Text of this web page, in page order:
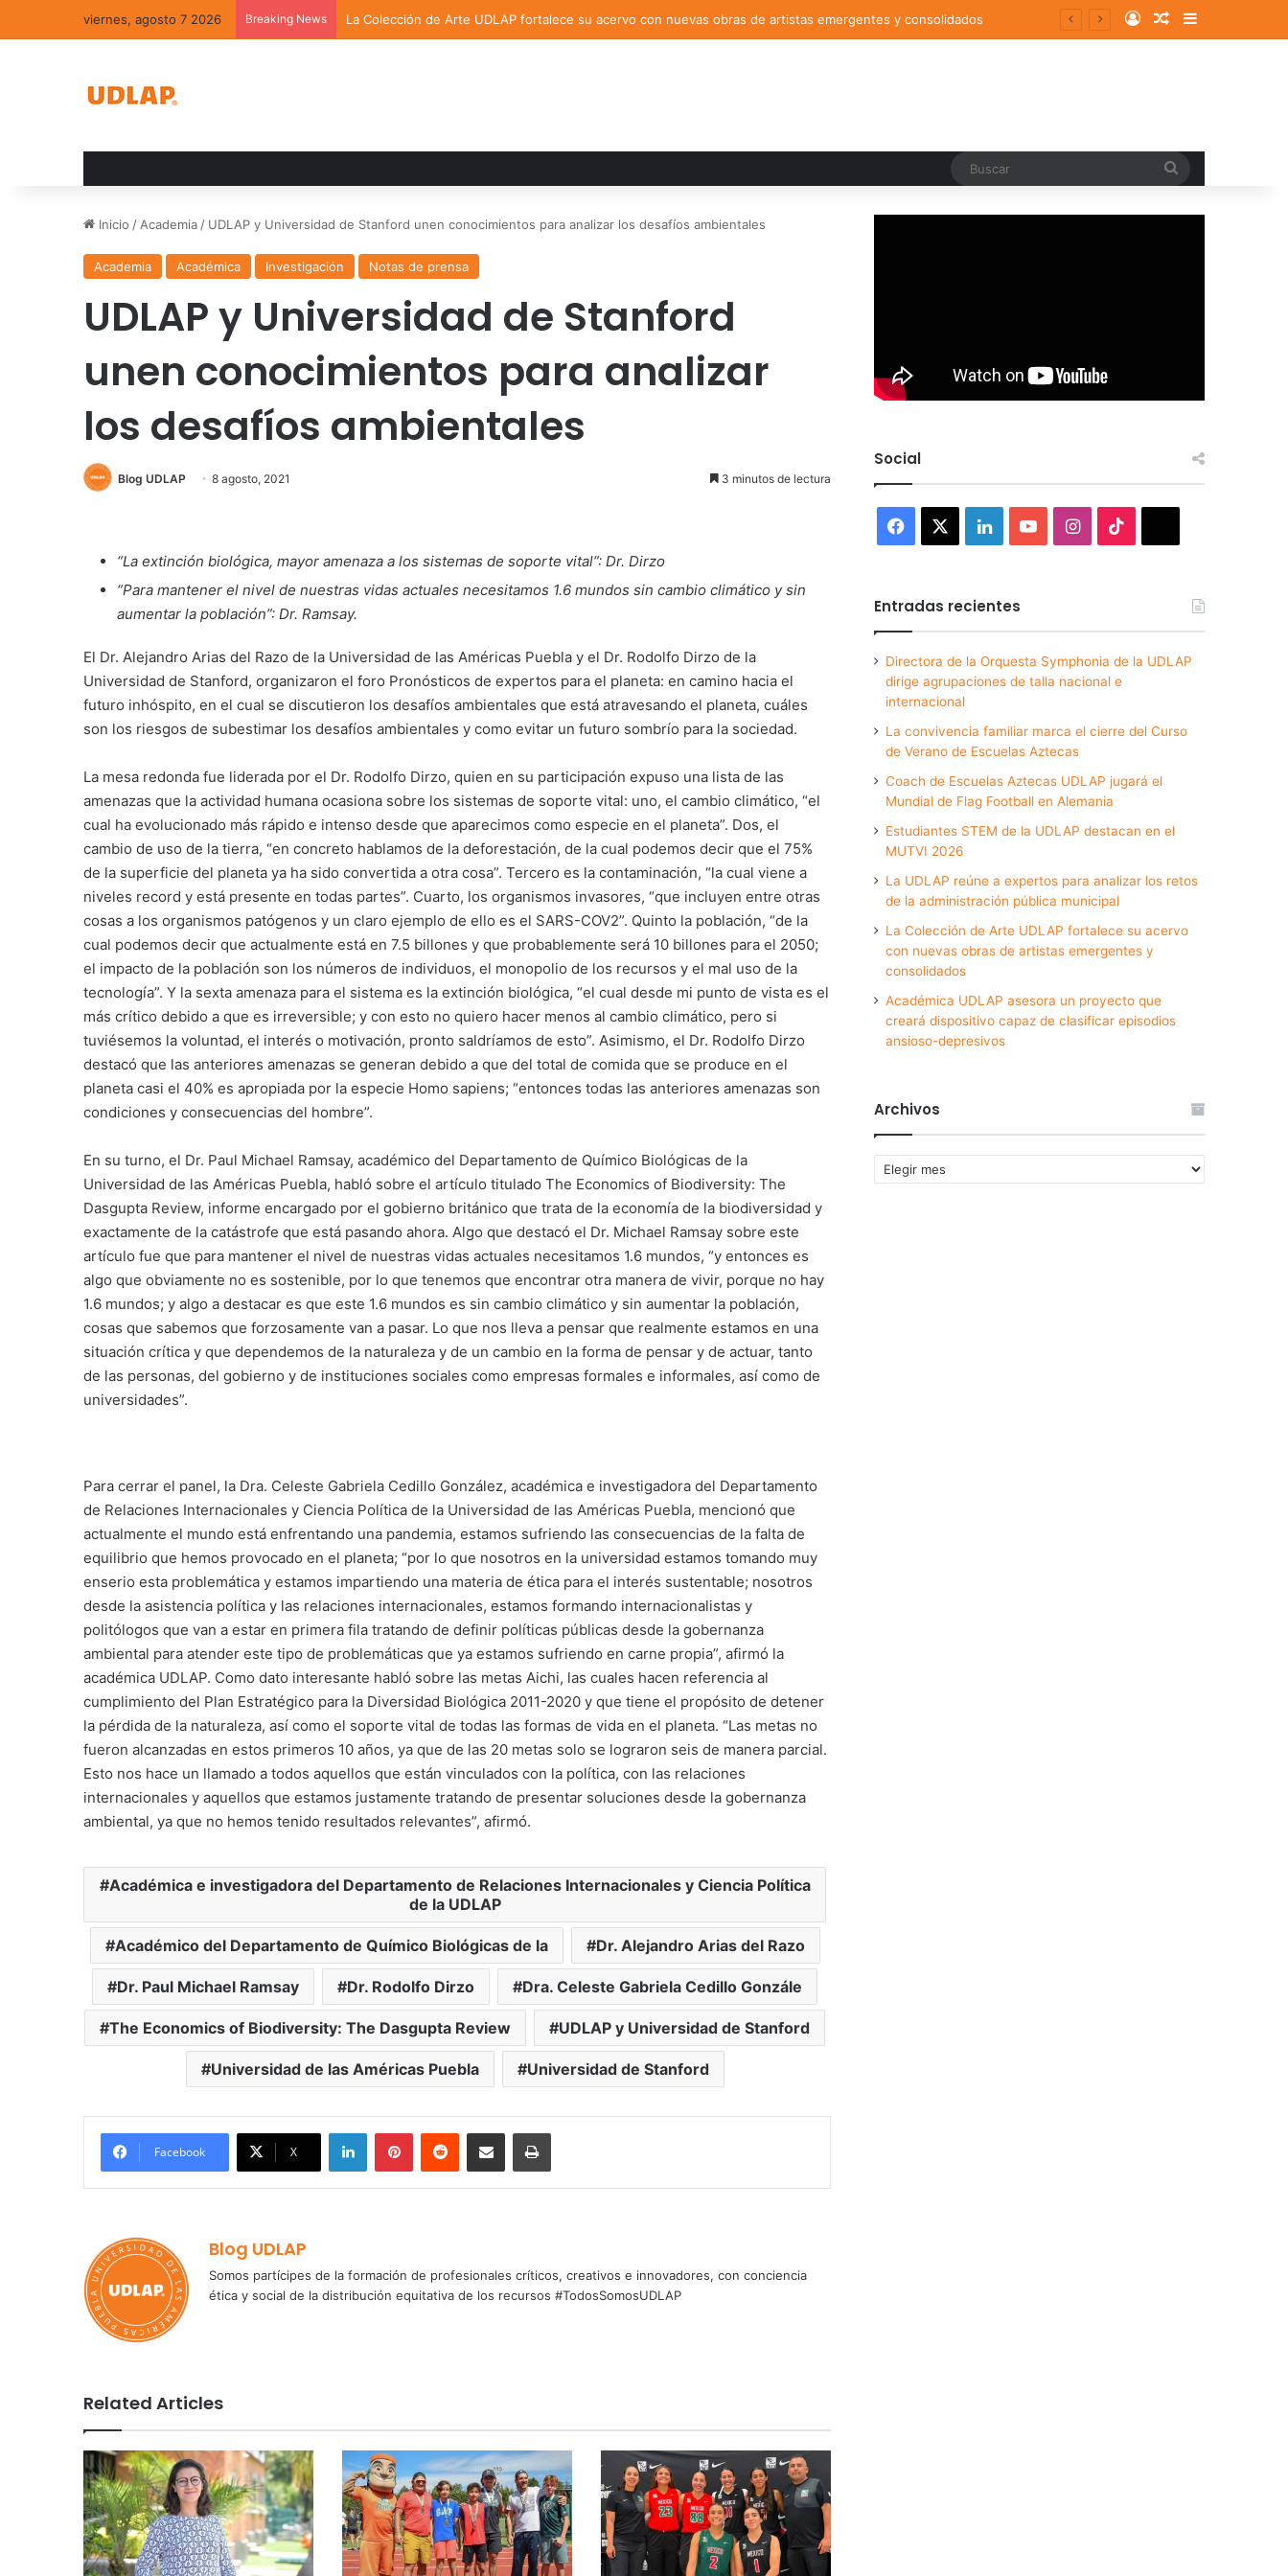
viernes, agosto 7 2026 Breaking News La Colección de Arte UDLAP fortalece su acervo con nuevas obras de artistas emergentes y consolidados Log InRandom Article
Sidebar
Inicio / Academia / UDLAP y Universidad de Stanford unen conocimientos para analizar los desafíos ambientales
Academia Académica Investigación Notas de prensa
UDLAP y Universidad de Stanford
unen conocimientos para analizar
los desafíos ambientales
Blog UDLAP 8 agosto, 2021 3 minutos de lectura
“La extinción biológica, mayor amenaza a los sistemas de soporte vital”: Dr. Dirzo
“Para mantener el nivel de nuestras vidas actuales necesitamos 1.6 mundos sin cambio climático y sin
aumentar la población”: Dr. Ramsay.
El Dr. Alejandro Arias del Razo de la Universidad de las Américas Puebla y el Dr. Rodolfo Dirzo de la
Universidad de Stanford, organizaron el foro Pronósticos de expertos para el planeta: en camino hacia el
futuro inhóspito, en el cual se discutieron los desafíos ambientales que está atravesando el planeta, cuáles
son los riesgos de subestimar los desafíos ambientales y como evitar un futuro sombrío para la sociedad.
La mesa redonda fue liderada por el Dr. Rodolfo Dirzo, quien en su participación expuso una lista de las
amenazas que la actividad humana ocasiona sobre los sistemas de soporte vital: uno, el cambio climático, “el
cual ha evolucionado más rápido e intenso desde que aparecimos como especie en el planeta”. Dos, el
cambio de uso de la tierra, “en concreto hablamos de la deforestación, de la cual podemos decir que el 75%
de la superficie del planeta ya ha sido convertida a otra cosa”. Tercero es la contaminación, “la cual viene a
niveles record y está presente en todas partes”. Cuarto, los organismos invasores, “que incluyen entre otras
cosas a los organismos patógenos y un claro ejemplo de ello es el SARS-COV2”. Quinto la población, “de la
cual podemos decir que actualmente está en 7.5 billones y que probablemente será 10 billones para el 2050;
el impacto de la población son los números de individuos, el monopolio de los recursos y el mal uso de la
tecnología”. Y la sexta amenaza para el sistema es la extinción biológica, “el cual desde mi punto de vista es el
más crítico debido a que es irreversible; y con esto no quiero hacer menos al cambio climático, pero si
tuviésemos la voluntad, el interés o motivación, pronto saldríamos de esto”. Asimismo, el Dr. Rodolfo Dirzo
destacó que las anteriores amenazas se generan debido a que del total de comida que se produce en el
planeta casi el 40% es apropiada por la especie Homo sapiens; “entonces todas las anteriores amenazas son
condiciones y consecuencias del hombre”.
En su turno, el Dr. Paul Michael Ramsay, académico del Departamento de Químico Biológicas de la
Universidad de las Américas Puebla, habló sobre el artículo titulado The Economics of Biodiversity: The
Dasgupta Review, informe encargado por el gobierno británico que trata de la economía de la biodiversidad y
exactamente de la catástrofe que está pasando ahora. Algo que destacó el Dr. Michael Ramsay sobre este
artículo fue que para mantener el nivel de nuestras vidas actuales necesitamos 1.6 mundos, “y entonces es
algo que obviamente no es sostenible, por lo que tenemos que encontrar otra manera de vivir, porque no hay
1.6 mundos; y algo a destacar es que este 1.6 mundos es sin cambio climático y sin aumentar la población,
cosas que sabemos que forzosamente van a pasar. Lo que nos lleva a pensar que realmente estamos en una
situación crítica y que dependemos de la naturaleza y de un cambio en la forma de pensar y de actuar, tanto
de las personas, del gobierno y de instituciones sociales como empresas formales e informales, así como de
universidades”.
Para cerrar el panel, la Dra. Celeste Gabriela Cedillo González, académica e investigadora del Departamento
de Relaciones Internacionales y Ciencia Política de la Universidad de las Américas Puebla, mencionó que
actualmente el mundo está enfrentando una pandemia, estamos sufriendo las consecuencias de la falta de
equilibrio que hemos provocado en el planeta; “por lo que nosotros en la universidad estamos tomando muy
enserio esta problemática y estamos impartiendo una materia de ética para el interés sustentable; nosotros
desde la asistencia política y las relaciones internacionales, estamos formando internacionalistas y
politólogos que van a estar en primera fila tratando de definir políticas públicas desde la gobernanza
ambiental para atender este tipo de problemáticas que ya estamos sufriendo en carne propia”, afirmó la
académica UDLAP. Como dato interesante habló sobre las metas Aichi, las cuales hacen referencia al
cumplimiento del Plan Estratégico para la Diversidad Biológica 2011-2020 y que tiene el propósito de detener
la pérdida de la naturaleza, así como el soporte vital de todas las formas de vida en el planeta. “Las metas no
fueron alcanzadas en estos primeros 10 años, ya que de las 20 metas solo se lograron seis de manera parcial.
Esto nos hace un llamado a todos aquellos que están vinculados con la política, con las relaciones
internacionales y aquellos que estamos justamente tratando de presentar soluciones desde la gobernanza
ambiental, ya que no hemos tenido resultados relevantes”, afirmó.
Académica e investigadora del Departamento de Relaciones Internacionales y Ciencia Política
de la UDLAP
Académico del Departamento de Químico Biológicas de la Dr. Alejandro Arias del Razo
Dr. Paul Michael Ramsay Dr. Rodolfo Dirzo Dra. Celeste Gabriela Cedillo Gonzále
The Economics of Biodiversity: The Dasgupta Review UDLAP y Universidad de Stanford
Universidad de las Américas Puebla Universidad de Stanford
Facebook X
LinkedInPinterestReddit Share via Email Print
Blog UDLAP
Somos partícipes de la formación de profesionales críticos, creativos e innovadores, con conciencia
ética y social de la distribución equitativa de los recursos #TodosSomosUDLAP
Related Articles
Social
Facebook LinkedInYouTubeInstagram
Entradas recientes
Directora de la Orquesta Symphonia de la UDLAP
dirige agrupaciones de talla nacional e
internacional
La convivencia familiar marca el cierre del Curso
de Verano de Escuelas Aztecas
Coach de Escuelas Aztecas UDLAP jugará el
Mundial de Flag Football en Alemania
Estudiantes STEM de la UDLAP destacan en el
MUTVI 2026
La UDLAP reúne a expertos para analizar los retos
de la administración pública municipal
La Colección de Arte UDLAP fortalece su acervo
con nuevas obras de artistas emergentes y
consolidados
Académica UDLAP asesora un proyecto que
creará dispositivo capaz de clasificar episodios
ansioso-depresivos
Archivos
Archivos